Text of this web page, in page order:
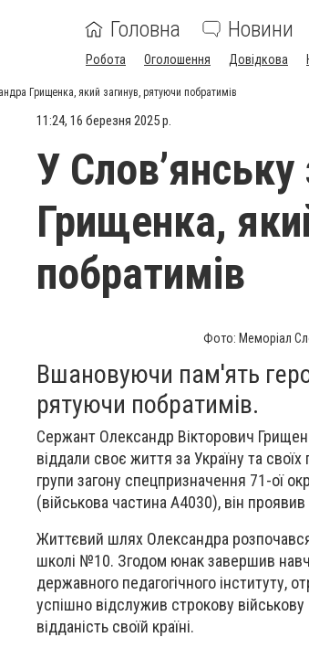
Головна Новини
Робота Оголошення Довідкова
Грищенка, який загинув, рятуючи побратимів
11:24, 16 березня 2025 р.
У
Грищенка,
побратимів
Фото: Меморіал
Вшановуючи пам'ять
рятуючи побратимів.
Сержант Олександр Вікторович
віддали своє життя за Україну та
групи загону спецпризначення 71-ої
(військова частина А4030), він
Життєвий шлях Олександра розпочався
школі №10. Згодом юнак завершив
державного педагогічного інституту,
успішно відслужив строкову
відданість своїй країні.